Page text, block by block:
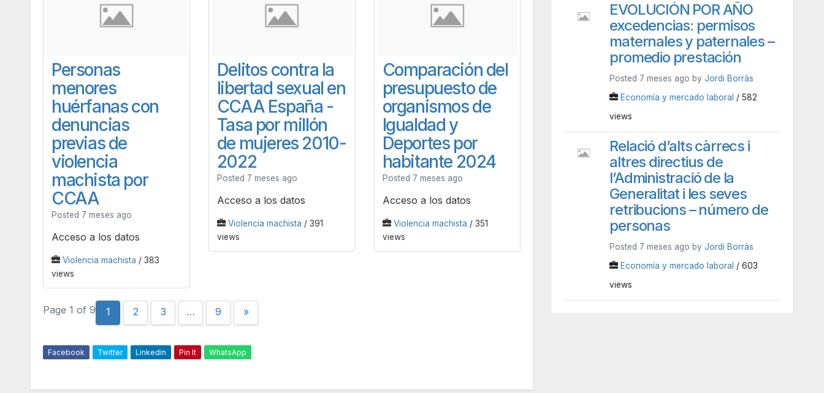
Personas
menores
huérfanas con
denuncias
previas de
violencia
machista por
CCAA
Posted 7 meses ago
Acceso a los datos
Violencia machista / 383
views
Delitos contra la
libertad sexual en
CCAA España -
Tasa por millón
de mujeres 2010-
2022
Posted 7 meses ago
Acceso a los datos
Violencia machista / 391
views
Comparación del
presupuesto de
organismos de
Igualdad y
Deportes por
habitante 2024
Posted 7 meses ago
Acceso a los datos
Violencia machista / 351
views
Page 1 of 9 1 2 3 … 9 »
Facebook Twitter Linkedin Pin It WhatsApp
EVOLUCIÓN POR AÑO
excedencias: permisos
maternales y paternales –
promedio prestación
Posted 7 meses ago byJordi Borràs
Economía y mercado laboral / 582
views
Relació d’alts càrrecs i
altres directius de
l’Administració de la
Generalitat i les seves
retribucions – número de
personas
Posted 7 meses ago byJordi Borràs
Economía y mercado laboral / 603
views